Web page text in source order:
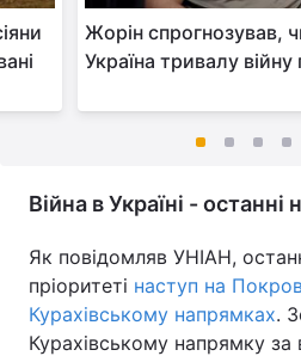
Жорін спрогнозував,
Україна тривалу війну
Війна в Україні - останні
Як повідомляв УНІАН,
пріоритеті наступ на
Курахівському напрямках.
Курахівському напрямку за